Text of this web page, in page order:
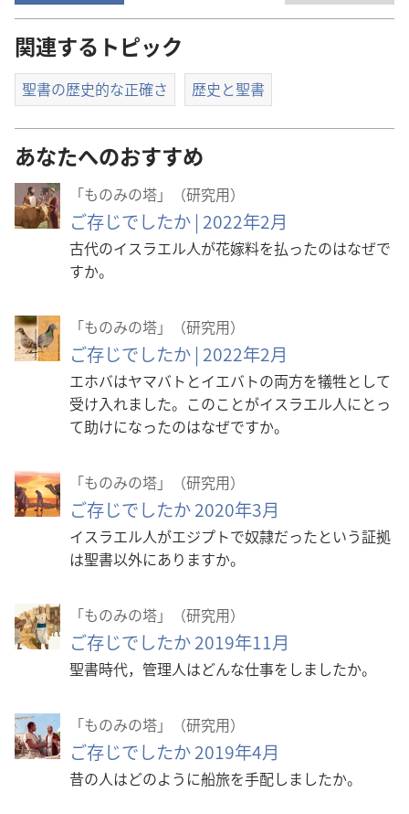
関連するトピック
聖書の歴史的な正確さ 歴史と聖書
あなたへのおすすめ
「ものみの塔」（研究用）
ご存じでしたか | 2022年2月
古代のイスラエル人が花嫁料を払ったのはなぜで
すか。
「ものみの塔」（研究用）
ご存じでしたか | 2022年2月
エホバはヤマバトとイエバトの両方を犠牲として
受け入れました。このことがイスラエル人にとっ
て助けになったのはなぜですか。
「ものみの塔」（研究用）
ご存じでしたか 2020年3月
イスラエル人がエジプトで奴隷だったという証拠
は聖書以外にありますか。
「ものみの塔」（研究用）
ご存じでしたか 2019年11月
聖書時代，管理人はどんな仕事をしましたか。
「ものみの塔」（研究用）
ご存じでしたか 2019年4月
昔の人はどのように船旅を手配しましたか。